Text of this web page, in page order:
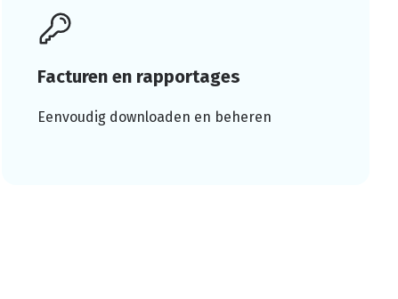
Facturen en rapportages
Eenvoudig downloaden en beheren